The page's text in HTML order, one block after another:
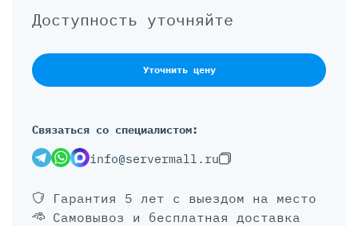
Доступность уточняйте
Уточнить цену
Связаться со специалистом:
info@servermall.ru
Гарантия 5 лет с выездом на место
Самовывоз и бесплатная доставка